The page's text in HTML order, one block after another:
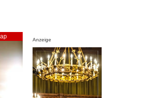
Anzeige